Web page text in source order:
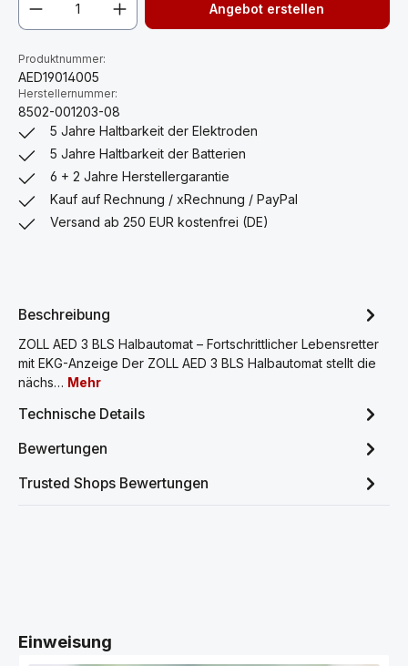
Angebot erstellen
Produktnummer:
AED19014005
Herstellernummer:
8502-001203-08
5 Jahre Haltbarkeit der Elektroden
5 Jahre Haltbarkeit der Batterien
6 + 2 Jahre Herstellergarantie
Kauf auf Rechnung / xRechnung / PayPal
Versand ab 250 EUR kostenfrei (DE)
Beschreibung
ZOLL AED 3 BLS Halbautomat – Fortschrittlicher Lebensretter
mit EKG-Anzeige Der ZOLL AED 3 BLS Halbautomat stellt die
nächs… Mehr
Technische Details
Bewertungen
Trusted Shops Bewertungen
Produktgalerie überspringen
Einweisung